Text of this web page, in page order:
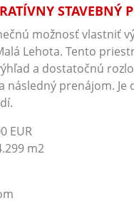
STAVEBNÝ
možnosť vlastniť
Lehota. Tento
a dostatočnú
následný prenájom.
EUR
m2